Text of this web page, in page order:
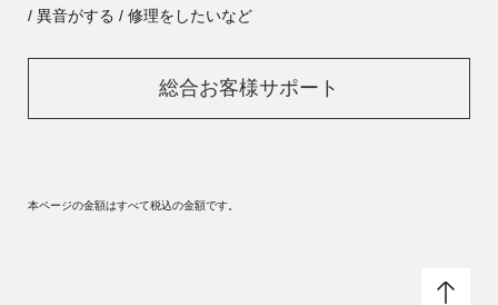
/ 異音がする / 修理をしたいなど
総合お客様サポート
本ページの金額はすべて税込の金額です。